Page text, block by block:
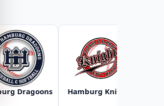
Dragoons Hamburg Knights